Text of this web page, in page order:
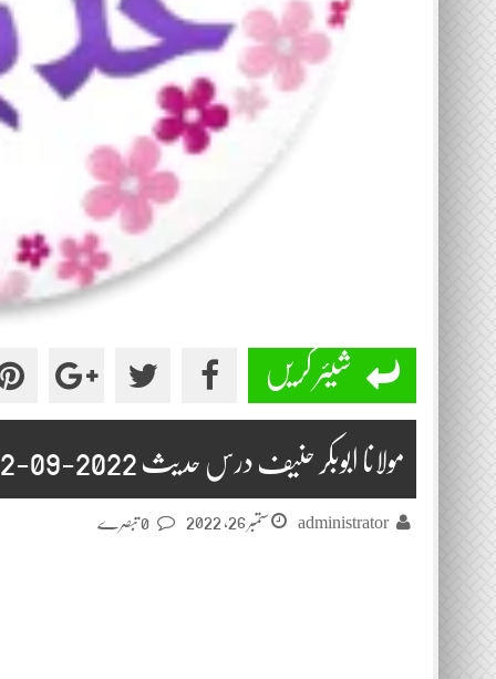
شیئر کریں
مولانا ابوبکر حنیف درس حدیث 2022-09-22
administrator ستمبر 26, 2022